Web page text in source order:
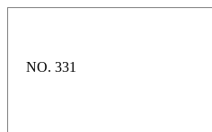
NO. 331